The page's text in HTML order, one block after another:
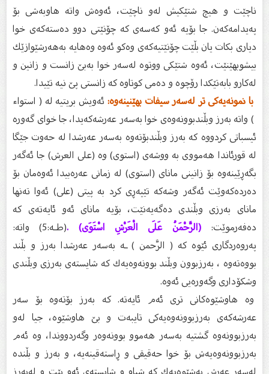
ناچێت و هیچ شتێكیش لەو ناچێت، ئەوەش واتە هاوبەشى بۆ
پەیدامەكەن. جا بۆیە ئەو كەسەى كە چۆنێتی دوو دەستەكەى خوا
دیارى بكات یان بڵێت چۆنێتیەكەى وەكو ئەوە وەهایە بەهەرشێوازێك
بیشوبهێنێت، ئەوە شتێكى ووتوە لەسەر خوا بەبێ زانست و زانین و
لەكارو بابەتێكدا رۆچوە و دەمى كوتاوە كە زانستى پێ نیە تێیدا.
با نمونەیەكى تر لەسەر سیفات بهێنینەوە:ئەویش بریتیە لە ( استواء
) واتە بەرز وبڵندبوونەوەى خوا بەسەر عەرشەكەیدا، جا خواى گەورە
ئیسباتى كردووە كە بەرز وبڵندبۆتەوە بەسەر عەرشدا لە حەوت جێگا
لە قورئاندا هەمووى بە ووشەى (استوى) وە (على العرش) جا ئەگەر
بگەڕێینەوە بۆ زانینى ماناى (استوى) لە زمانى عەرەبیدا ئەوەمان بۆ
دەردەكەوێت ئەگەر وشەكە تێپەڕى كرد بە پیتى (علی) ئەوا تەنها
ماناى بەرزى وبڵندى دەگەیەنێت، بۆیە ماناى ئەو ئایەتەى كە
دەفەرموێت: (الرَّحْمَنُ عَلَى الْعَرْشِ اسْتَوَى) .
(طـه:5) واتە:
پەروەردگارى ئێوە كە ( الرَّحمن ) ـە بەسەر عەرشدا بەرز و بڵند
بووەتەوە ، بەرزبوون وبڵند بوونەوەیەك كە شایستەى بەرزى وبڵندى
وشكۆدارى وگەورەیى ئەوە.
وە هاوشێوەكانى ترى ئەم ئایەتە. كە بەرز بۆتەوە بۆ سەر
عەرشەكەى بەرزبوونەوەیەكى تایبەت و بێ هاوشێوە، جیا لەو
بەرزبوونەوە گشتیە بەسەر هەموو بوونەوەر وگەردووندا، وە ئەم
بەرزبوونەوەیەش بۆ خوا حەقیقی و ڕاستەقینەیە، و بەرز و بڵندە